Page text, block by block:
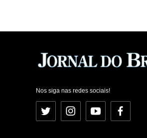
Nos siga nas redes sociais!
Twitter InstagramYouTubeFacebook